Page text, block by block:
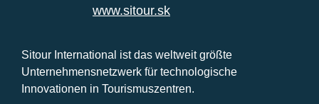
www.sitour.sk
Sitour International ist das weltweit größte
Unternehmensnetzwerk für technologische
Innovationen in Tourismuszentren.